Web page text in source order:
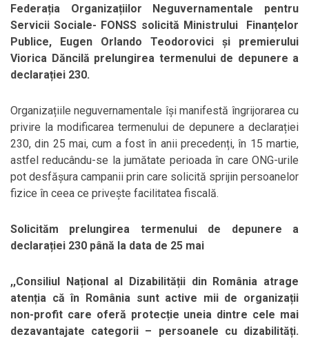
Federația Organizațiilor Neguvernamentale pentru
Servicii Sociale- FONSS solicită Ministrului Finanțelor
Publice, Eugen Orlando Teodorovici și premierului
Viorica Dăncilă prelungirea termenului de depunere a
declarației 230.
Organizațiile neguvernamentale își manifestă îngrijorarea cu
privire la modificarea termenului de depunere a declarației
230, din 25 mai, cum a fost în anii precedenți, în 15 martie,
astfel reducându-se la jumătate perioada în care ONG-urile
pot desfășura campanii prin care solicită sprijin persoanelor
fizice în ceea ce privește facilitatea fiscală.
Solicităm prelungirea termenului de depunere a
declarației 230 până la data de 25 mai
,,Consiliul Național al Dizabilității din România atrage
atenția că în România sunt active mii de organizații
non-profit care oferă protecție uneia dintre cele mai
dezavantajate categorii – persoanele cu dizabilități.